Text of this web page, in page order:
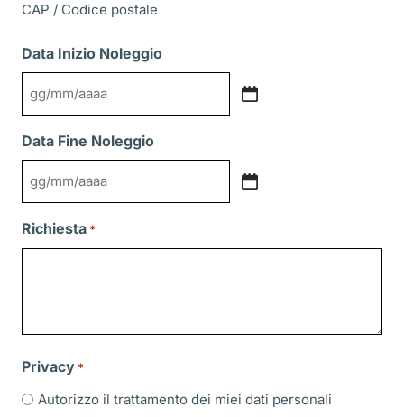
CAP / Codice postale
Data Inizio Noleggio
GG
MM
slash
AAAA
Data Fine Noleggio
GG
MM
Richiesta *
Privacy *
Autorizzo il trattamento dei miei dati personali